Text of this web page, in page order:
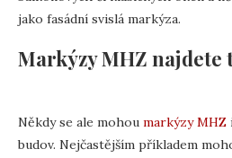
jako fasádní svislá markýza.
Markýzy MHZ
Někdy se ale mohou markýzy MHZ
budov. Nejčastějším příkladem